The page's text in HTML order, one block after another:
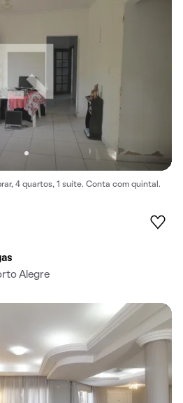
4 quartos, 1 suíte. Conta com quintal.
Alegre